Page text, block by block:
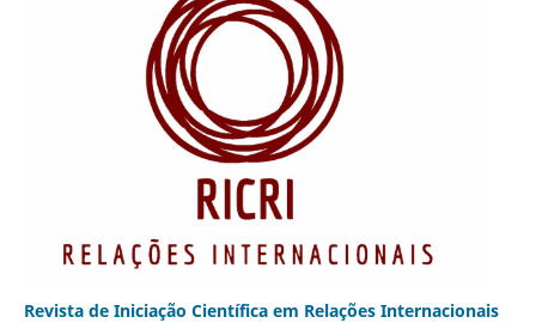
Revista de Iniciação Científica em Relações Internacionais